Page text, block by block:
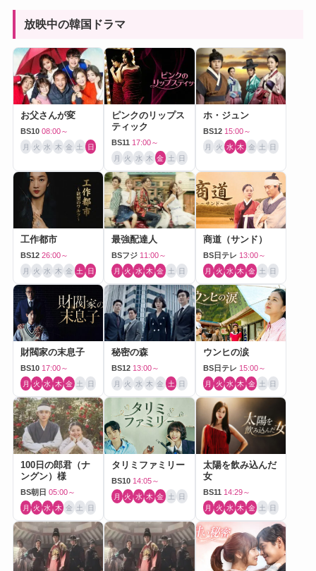
放映中の韓国ドラマ
お父さんが変
BS10 08:00～
月 火 水 木 金 土 日
ピンクのリップス
ティック
BS11 17:00～
月 火 水 木 金 土 日
ホ・ジュン
BS12 15:00～
月 火 水 木 金 土 日
工作都市
BS12 26:00～
月 火 水 木 金 土 日
最強配達人
BSフジ 11:00～
月 火 水 木 金 土 日
商道（サンド）
BS日テレ 13:00～
月 火 水 木 金 土 日
財閥家の末息子
BS10 17:00～
月 火 水 木 金 土 日
秘密の森
BS12 13:00～
月 火 水 木 金 土 日
ウンヒの涙
BS日テレ 15:00～
月 火 水 木 金 土 日
100日の郎君（ナ
ングン）様
BS朝日 05:00～
月 火 水 木 金 土 日
タリミファミリー
BS10 14:05～
月 火 水 木 金 土 日
太陽を飲み込んだ
女
BS11 14:29～
月 火 水 木 金 土 日